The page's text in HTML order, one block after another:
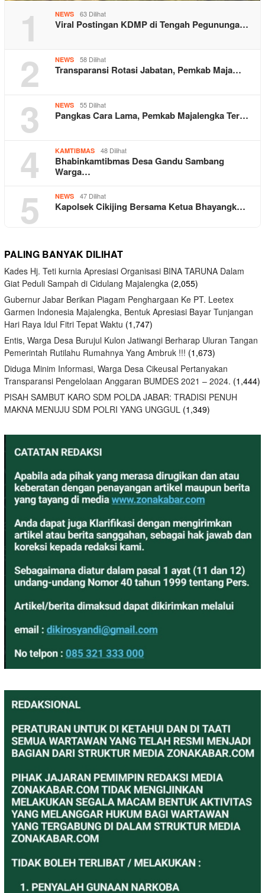
1 NEWS 63 Dilihat
Viral Postingan KDMP di Tengah Pegununga…
2 NEWS 58 Dilihat
Transparansi Rotasi Jabatan, Pemkab Maja…
3 NEWS 55 Dilihat
Pangkas Cara Lama, Pemkab Majalengka Ter…
4 KAMTIBMAS 48 Dilihat
Bhabinkamtibmas Desa Gandu Sambang
Warga…
5 NEWS 47 Dilihat
Kapolsek Cikijing Bersama Ketua Bhayangk…
PALING BANYAK DILIHAT
Kades Hj. Teti kurnia Apresiasi Organisasi BINA TARUNA Dalam
Giat Peduli Sampah di Cidulang Majalengka (2,055)
Gubernur Jabar Berikan Piagam Penghargaan Ke PT. Leetex
Garmen Indonesia Majalengka, Bentuk Apresiasi Bayar Tunjangan
Hari Raya Idul Fitri Tepat Waktu (1,747)
Entis, Warga Desa Burujul Kulon Jatiwangi Berharap Uluran Tangan
Pemerintah Rutilahu Rumahnya Yang Ambruk !!! (1,673)
Diduga Minim Informasi, Warga Desa Cikeusal Pertanyakan
Transparansi Pengelolaan Anggaran BUMDES 2021 – 2024. (1,444)
PISAH SAMBUT KARO SDM POLDA JABAR: TRADISI PENUH
MAKNA MENUJU SDM POLRI YANG UNGGUL (1,349)